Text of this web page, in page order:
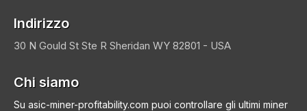
Indirizzo
30 N Gould St Ste R Sheridan WY 82801 - USA
Chi siamo
Su asic-miner-profitability.com puoi controllare gli ultimi miner